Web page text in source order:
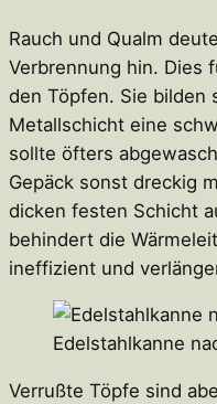
Rauch und Qualm
Verbrennung hin. Dies
den Töpfen. Sie bilden
Metallschicht eine
sollte öfters
Gepäck sonst dreckig
dicken festen Schicht
behindert die
ineffizient und
Edelstahlkanne
Verrußte Töpfe sind